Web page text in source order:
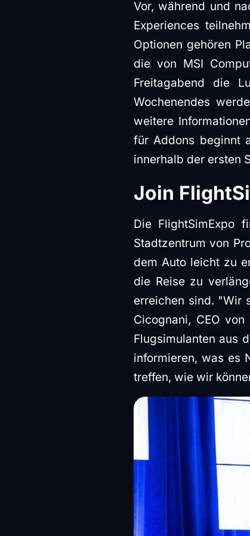
Vor, während und
Experiences
Optionen gehören
die von MSI
Freitagabend die
Wochenendes
weitere
für Addons beginnt
innerhalb der ersten
Join
Die FlightSimExpo
Stadtzentrum von
dem Auto leicht zu
die Reise zu
erreichen sind. "Wir
Cicognani, CEO
Flugsimulanten aus
informieren, was es
treffen, wie wir